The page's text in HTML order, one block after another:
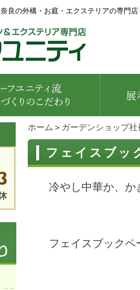
奈良の外構・お庭・エクステリアの専門店
ホーム ＞ ガーデンショップ
フェイスブッ
冷やし中華か、か
フェイスブック